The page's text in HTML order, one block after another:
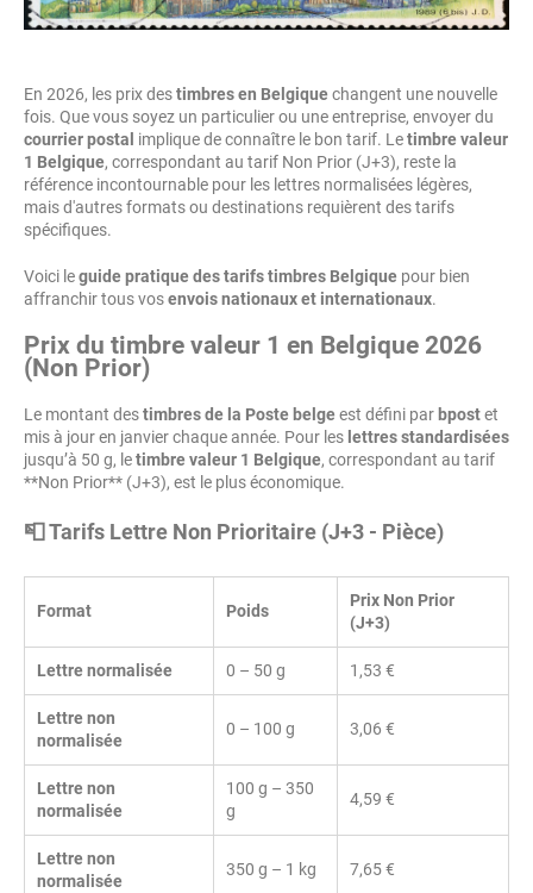
En 2026, les prix destimbres en Belgiquechangent une nouvelle
fois. Que vous soyez un particulier ou une entreprise, envoyer du
courrier postal implique de connaître le bon tarif. Letimbre valeur
1 Belgique, correspondant au tarif Non Prior (J+3), reste la
référence incontournable pour les lettres normalisées légères,
mais d'autres formats ou destinations requièrent des tarifs
spécifiques.
Voici leguide pratique des tarifs timbres Belgique pour bien
affranchir tous vosenvois nationaux et internationaux.
Prix du timbre valeur 1 en Belgique 2026
(Non Prior)
Le montant destimbres de la Poste belgeest défini par bpostet
mis à jour en janvier chaque année. Pour les lettres standardisées
jusqu’à 50 g, letimbre valeur 1 Belgique, correspondant au tarif
**Non Prior** (J+3), est le plus économique.
📮 Tarifs Lettre Non Prioritaire (J+3 - Pièce)
Format Poids
Prix Non Prior
(J+3)
Lettre normalisée 0 – 50 g 1,53 €
Lettre non
normalisée
0 – 100 g 3,06 €
Lettre non
normalisée
100 g – 350
g
4,59 €
Lettre non
normalisée
350 g – 1 kg 7,65 €